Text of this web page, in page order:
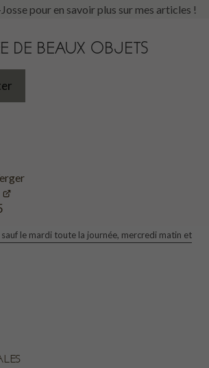
pour en savoir plus sur mes articles !
le mardi toute la journée, mercredi matin et
DE BEAUX OBJETS